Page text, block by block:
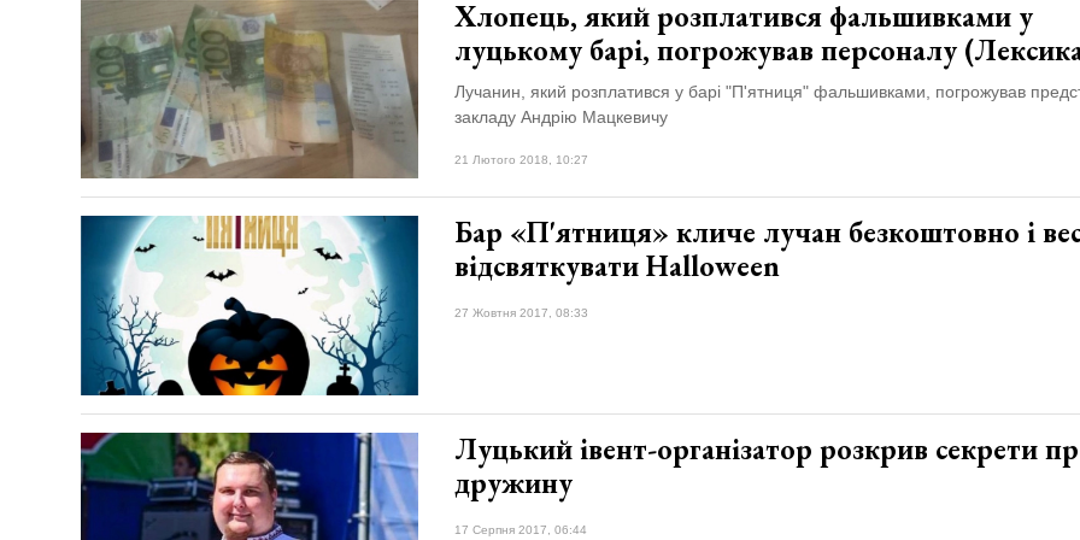
Хлопець, який розплатився фальшивками у
луцькому барі, погрожував персоналу
Лучанин, який розплатився у барі "П'ятниця" фальшивками, погрожував
закладу Андрію Мацкевичу
21 Лютого 2018, 10:27
​Бар «П'ятниця» кличе лучан безкоштовно і
відсвяткувати Halloween
27 Жовтня 2017, 08:33
​Луцький івент-організатор розкрив секрети
дружину
17 Серпня 2017, 06:44